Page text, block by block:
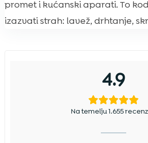
promet i kućanski aparati. To
izazvati strah: lavež, drhtanje,
4.9
Na temelju 1.655